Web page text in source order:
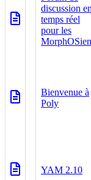
discussion en
temps réel
pour les
Bienvenue à
Poly
YAM 2.10